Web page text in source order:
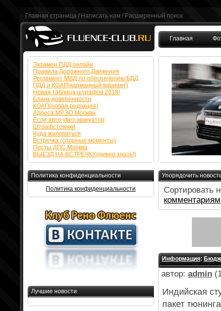
Главная страница / Написать нам / Расширенный поиск
Главная
Упорядочить
Сортировать
комментариям
Информация:
автор: admin
Индийская
пакет
Экзамен ПДД онлайн
Правила Дорожного Движения
Регламент МВД по обеспечению БДД
ПДД и КОАП(карманный вариант)
Новая таблица штрафов 2018!
Бланк доверенности
КОАП(новая редакция)
Адреса МРЭО Москвы
Если авто увез эвакуатор
Штрафстоянки
Куда жаловаться
Встречка (спорные моменты)
Посты ДПС Москва
ВЫЕЗД НА ВСТРЕЧКУ(нужно знать!)
Политика конфиденциальности
Политика конфиденциальности
Лучшие новости